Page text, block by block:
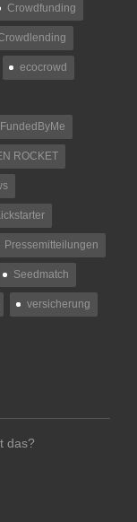
Crowdfunding
ecocrowd
FundedByMe
ROCKET
Pressemitteilungen
Seedmatch
versicherung
das?